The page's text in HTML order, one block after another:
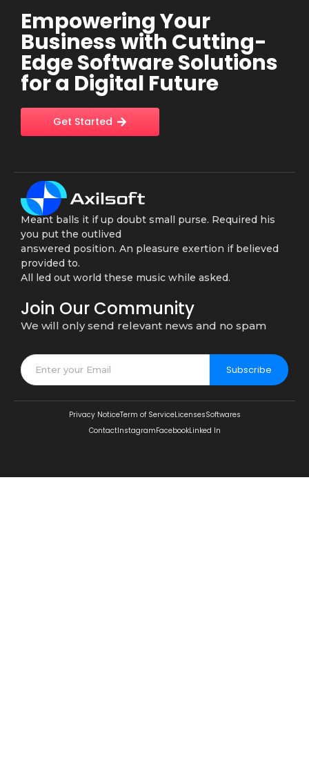
Empowering Your
Business with Cutting-
Edge Software Solutions
for a Digital Future
Get Started
Meant balls it if up doubt small purse. Required his
you put the outlived
answered position. An pleasure exertion if believed
provided to.
All led out world these music while asked.
Join Our Community
We will only send relevant news and no spam
Subscribe
Privacy NoticeTerm of ServiceLicensesSoftwares
ContactInstagramFacebookLinked In